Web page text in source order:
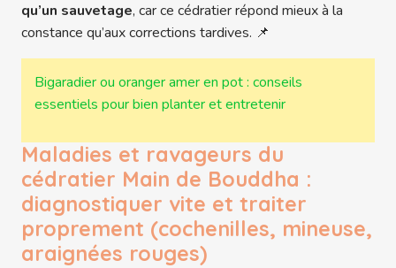
qu’un sauvetage, car ce cédratier répond mieux à la
constance qu’aux corrections tardives. 📌
Bigaradier ou oranger amer en pot : conseils
essentiels pour bien planter et entretenir
Maladies et ravageurs du
cédratier Main de Bouddha :
diagnostiquer vite et traiter
proprement (cochenilles, mineuse,
araignées rouges)